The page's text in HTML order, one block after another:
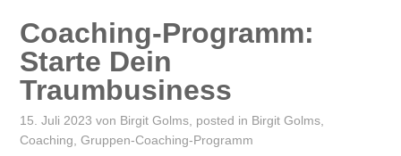
Coaching-Programm:
Starte Dein
Traumbusiness
15. Juli 2023 von Birgit Golms , posted in Birgit Golms
Coaching ,Gruppen-Coaching-Programm